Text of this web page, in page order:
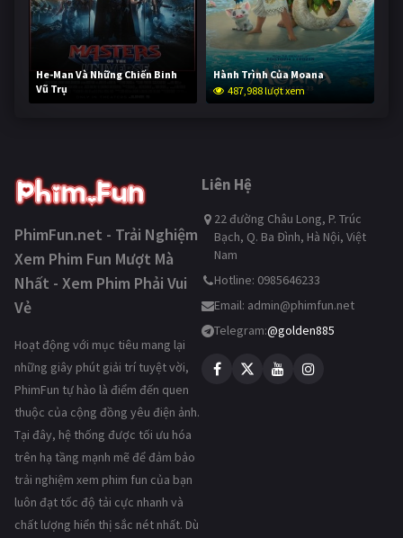
He-Man Và Những Chiến Binh
Vũ Trụ
236,477 lượt xem
Hành Trình Của Moana
487,988 lượt xem
PhimFun.net - Trải Nghiệm
Xem Phim Fun Mượt Mà
Nhất - Xem Phim Phải Vui
Vẻ
Hoạt động với mục tiêu mang lại
những giây phút giải trí tuyệt vời,
PhimFun tự hào là điểm đến quen
thuộc của cộng đồng yêu điện ảnh.
Tại đây, hệ thống được tối ưu hóa
trên hạ tầng mạnh mẽ để đảm bảo
trải nghiệm xem phim fun của bạn
luôn đạt tốc độ tải cực nhanh và
chất lượng hiển thị sắc nét nhất. Dù
Liên Hệ
22 đường Châu Long, P. Trúc
Bạch, Q. Ba Đình, Hà Nội, Việt
Nam
Hotline: 0985646233
Email: admin@phimfun.net
Telegram:@golden885